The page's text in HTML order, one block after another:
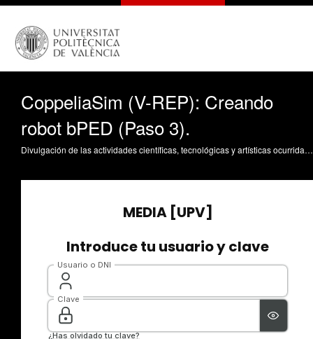
CoppeliaSim (V-REP): Creando
robot bPED (Paso 3).
Divulgación de las actividades científicas, tecnológicas y artísticas ocurridas en los tres campus de la UPV